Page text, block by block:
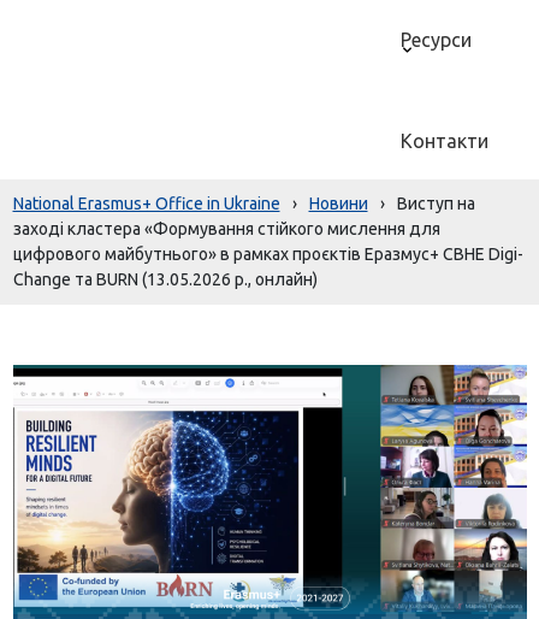
Ресурси
Контакти
National Erasmus+ Office in Ukraine › Новини ›
Виступ на
заході кластера «Формування стійкого мислення для
цифрового майбутнього» в рамках проєктів Еразмус+ CBHE Digi-
Change та BURN (13.05.2026 р., онлайн)